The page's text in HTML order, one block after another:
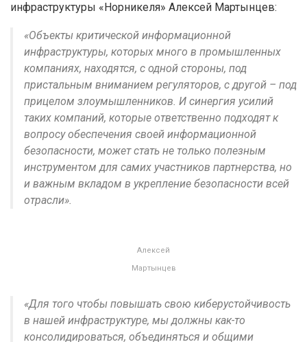
инфраструктуры «Норникеля» Алексей Мартынцев:
«Объекты критической информационной
инфраструктуры, которых много в промышленных
компаниях, находятся, с одной стороны, под
пристальным вниманием регуляторов, с другой – под
прицелом злоумышленников. И синергия усилий
таких компаний, которые ответственно подходят к
вопросу обеспечения своей информационной
безопасности, может стать не только полезным
инструментом для самих участников партнерства, но
и важным вкладом в укрепление безопасности всей
отрасли».
Алексей
Мартынцев
«Для того чтобы повышать свою киберустойчивость
в нашей инфраструктуре, мы должны как-то
консолидироваться, объединяться и общими